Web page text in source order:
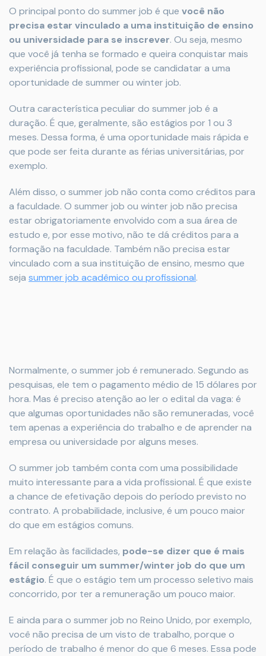
O principal ponto do summer job é que você não
precisa estar vinculado a uma instituição de ensino
ou universidade para se inscrever. Ou seja, mesmo
que você já tenha se formado e queira conquistar mais
experiência profissional, pode se candidatar a uma
oportunidade de summer ou winter job.
Outra característica peculiar do summer job é a
duração. É que, geralmente, são estágios por 1 ou 3
meses. Dessa forma, é uma oportunidade mais rápida e
que pode ser feita durante as férias universitárias, por
exemplo.
Além disso, o summer job não conta como créditos para
a faculdade. O summer job ou winter job não precisa
estar obrigatoriamente envolvido com a sua área de
estudo e, por esse motivo, não te dá créditos para a
formação na faculdade. Também não precisa estar
vinculado com a sua instituição de ensino, mesmo que
seja summer job acadêmico ou profissional.
Normalmente, o summer job é remunerado. Segundo as
pesquisas, ele tem o pagamento médio de 15 dólares por
hora. Mas é preciso atenção ao ler o edital da vaga: é
que algumas oportunidades não são remuneradas, você
tem apenas a experiência do trabalho e de aprender na
empresa ou universidade por alguns meses.
O summer job também conta com uma possibilidade
muito interessante para a vida profissional. É que existe
a chance de efetivação depois do período previsto no
contrato. A probabilidade, inclusive, é um pouco maior
do que em estágios comuns.
Em relação às facilidades, pode-se dizer que é mais
fácil conseguir um summer/winter job do que um
estágio. É que o estágio tem um processo seletivo mais
concorrido, por ter a remuneração um pouco maior.
E ainda para o summer job no Reino Unido, por exemplo,
você não precisa de um visto de trabalho, porque o
período de trabalho é menor do que 6 meses. Essa pode